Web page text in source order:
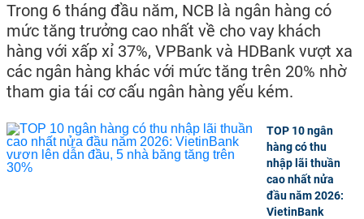
Trong 6 tháng đầu năm, NCB là ngân hàng có
mức tăng trưởng cao nhất về cho vay khách
hàng với xấp xỉ 37%, VPBank và HDBank vượt xa
các ngân hàng khác với mức tăng trên 20% nhờ
tham gia tái cơ cấu ngân hàng yếu kém.
TOP 10 ngân
hàng có thu
nhập lãi thuần
cao nhất nửa
đầu năm 2026:
VietinBank